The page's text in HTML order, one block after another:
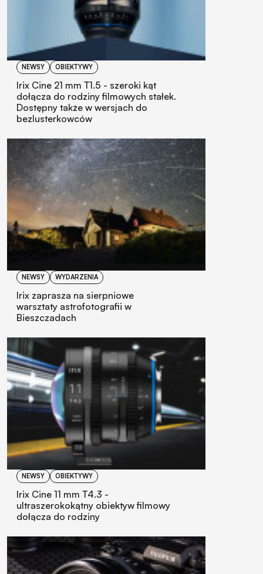
NEWSY OBIEKTYWY
Irix Cine 21 mm T1.5 - szeroki kąt
dołącza do rodziny filmowych stałek.
Dostępny także w wersjach do
bezlusterkowców
NEWSY WYDARZENIA
Irix zaprasza na sierpniowe
warsztaty astrofotografii w
Bieszczadach
NEWSY OBIEKTYWY
Irix Cine 11 mm T4.3 -
ultraszerokokątny obiektyw filmowy
dołącza do rodziny